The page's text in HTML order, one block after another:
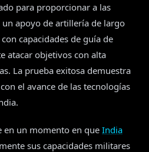
para proporcionar a las
un apoyo de artillería de largo
capacidades de guía de
atacar objetivos con alta
La prueba exitosa demuestra
con el avance de las tecnologías
en un momento en que India
sus capacidades militares